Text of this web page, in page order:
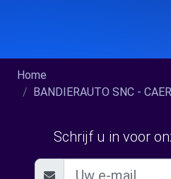
Home
BANDIERAUTO SNC -
Schrijf u in voor